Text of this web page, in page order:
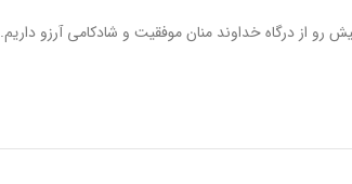
رو از درگاه خداوند منان موفقيت و شادکامی آرزو داریم.